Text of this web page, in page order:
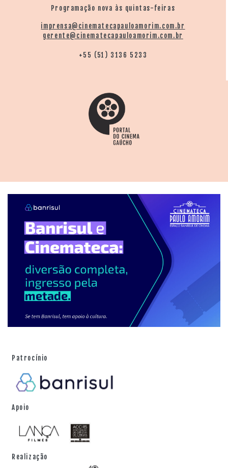
Programação nova às quintas-feiras
imprensa@cinematecapauloamorim.com.br
gerente@cinematecapauloamorim.com.br
+55 (51) 3136 5233
Patrocínio
Apoio
Realização